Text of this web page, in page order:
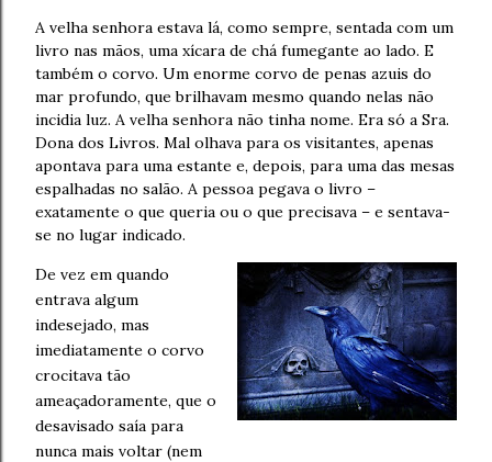
A velha senhora estava lá, como sempre, sentada com um
livro nas mãos, uma xícara de chá fumegante ao lado. E
também o corvo. Um enorme corvo de penas azuis do
mar profundo, que brilhavam mesmo quando nelas não
incidia luz. A velha senhora não tinha nome. Era só a Sra.
Dona dos Livros. Mal olhava para os visitantes, apenas
apontava para uma estante e, depois, para uma das mesas
espalhadas no salão. A pessoa pegava o livro –
exatamente o que queria ou o que precisava – e sentava-
se no lugar indicado.
De vez em quando
entrava algum
indesejado, mas
imediatamente o corvo
crocitava tão
ameaçadoramente, que o
desavisado saía para
nunca mais voltar (nem